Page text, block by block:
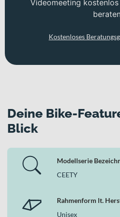
Videomeeting
Kostenloses
Deine Bike-
Blick
Modellserie
CEETY
Rahmenform lt.
Unisex